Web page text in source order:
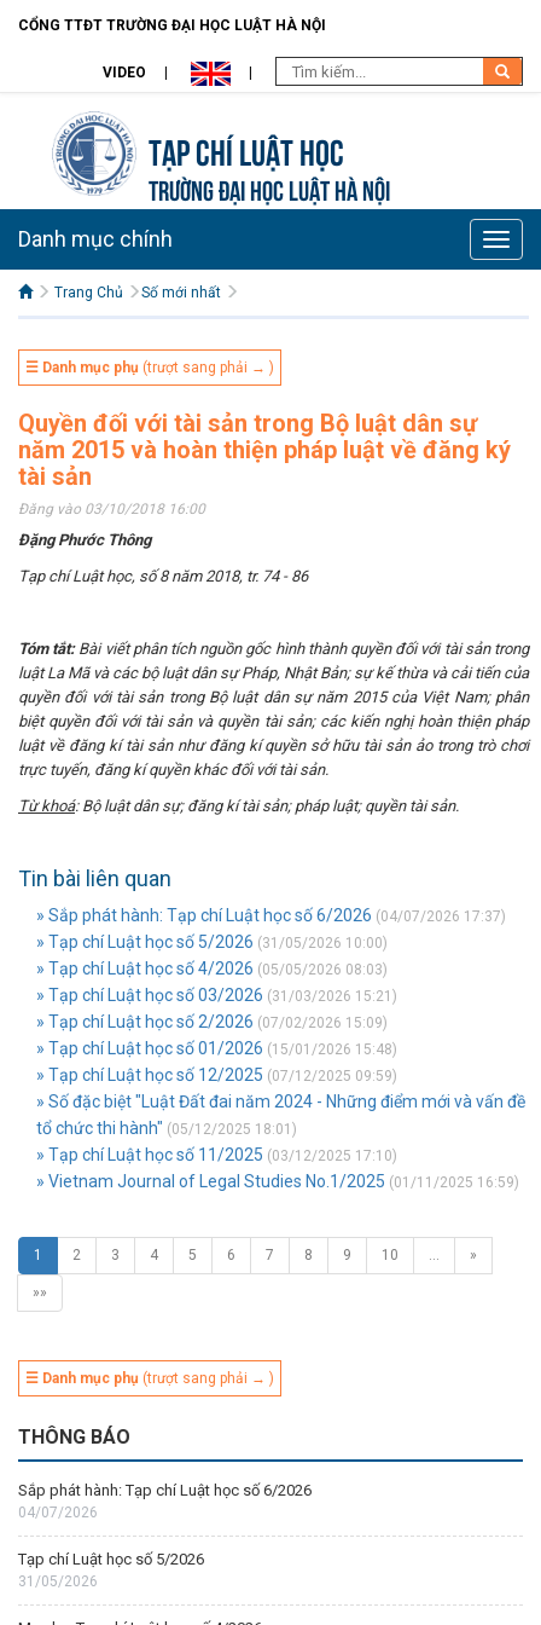
CỔNG TTĐT TRƯỜNG ĐẠI HỌC LUẬT HÀ NỘI
VIDEO
Tạp chí Luật học
TRƯỜNG ĐẠI HỌC LUẬT HÀ NỘI
Toggle
Danh mục chính
Trang Chủ Số mới nhất
☰ Danh mục phụ (trượt sang phải → )
Quyền đối với tài sản trong Bộ luật dân sự
năm 2015 và hoàn thiện pháp luật về đăng ký
tài sản
Đăng vào 03/10/2018 16:00
Đặng Phước Thông
Tạp chí Luật học, số 8 năm 2018, tr. 74 - 86
Tóm tắt: Bài viết phân tích nguồn gốc hình thành quyền đối với tài sản trong
luật La Mã và các bộ luật dân sự Pháp, Nhật Bản; sự kế thừa và cải tiến của
quyền đối với tài sản trong Bộ luật dân sự năm 2015 của Việt Nam; phân
biệt quyền đối với tài sản và quyền tài sản; các kiến nghị hoàn thiện pháp
luật về đăng kítài sản như đăng kí quyền sở hữu tài sản ảo trong trò chơi
trực tuyến, đăng kí quyền khác đối với tài sản.
Từ khoá: Bộ luật dân sự; đăng kí tài sản; pháp luật; quyền tài sản.
Tin bài liên quan
» Sắp phát hành: Tạp chí Luật học số 6/2026 (04/07/2026 17:37)
» Tạp chí Luật học số 5/2026 (31/05/2026 10:00)
» Tạp chí Luật học số 4/2026 (05/05/2026 08:03)
» Tạp chí Luật học số 03/2026 (31/03/2026 15:21)
» Tạp chí Luật học số 2/2026 (07/02/2026 15:09)
» Tạp chí Luật học số 01/2026 (15/01/2026 15:48)
» Tạp chí Luật học số 12/2025 (07/12/2025 09:59)
» Số đặc biệt "Luật Đất đai năm 2024 - Những điểm mới và vấn đề
tổ chức thi hành" (05/12/2025 18:01)
» Tạp chí Luật học số 11/2025 (03/12/2025 17:10)
» Vietnam Journal of Legal Studies No.1/2025 (01/11/2025 16:59)
1 2 3 4 5 6 7 8 9 10 … »
»»
☰ Danh mục phụ (trượt sang phải → )
THÔNG BÁO
Sắp phát hành: Tạp chí Luật học số 6/2026
04/07/2026
Tạp chí Luật học số 5/2026
31/05/2026